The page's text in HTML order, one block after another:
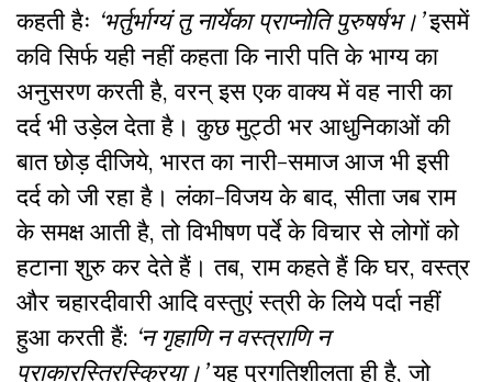
कहती हैः ‘भर्तुर्भाग्यं तु नार्येका प्राप्नोति पुरुषर्षभ।’ इसमें
कवि सिर्फ यही नहीं कहता कि नारी पति के भाग्य का
अनुसरण करती है,वरन् इस एक वाक्य में वह नारी का
दर्द भी उड़ेल देता है। कुछ मुट्ठी भर आधुनिकाओं की
बात छोड़ दीजिये, भारत का नारी-समाज आज भी इसी
दर्द को जी रहा है। लंका-विजय के बाद,सीता जब राम
के समक्ष आती है,तो विभीषण पर्दे के विचार से लोगों को
हटाना शुरु कर देते हैं। तब,राम कहते हैं कि घर,वस्त्र
और चहारदीवारी आदि वस्तुएं स्त्री के लिये पर्दा नहीं
हुआ करती हैं: ‘न गृहाणि न वस्त्राणि न
प्राकारस्तिरस्क्रिया।’ यह प्रगतिशीलता ही है,जो